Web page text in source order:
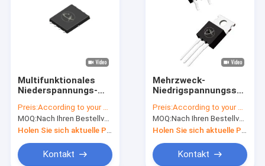
Multifunktionales
Niederspannungs-
synchronen
Berichtigung
Preis:According to your order requirement
MOQ:Nach Ihren Bestellvorgaben
Kontakt
Mehrzweck-
zur
ununterbrochenen
Stromversorgung
Preis:According to your order requirement
MOQ:Nach Ihren Bestellvorgaben
Kontakt